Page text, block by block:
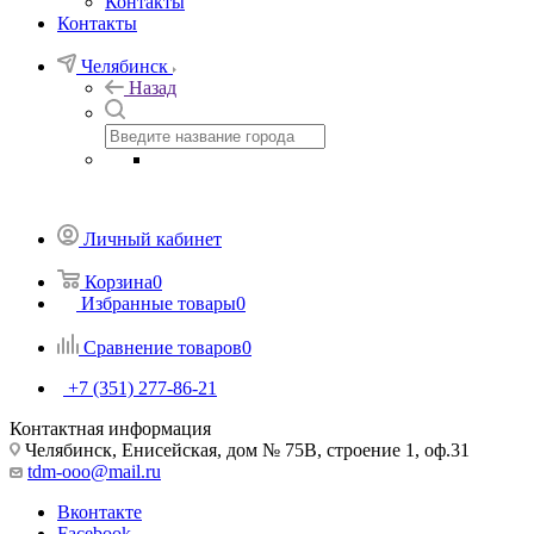
Контакты
Челябинск
Назад
Личный кабинет
Корзина0
Избранные товары0
Сравнение товаров0
+7 (351) 277-86-21
Контактная информация
Челябинск, Енисейская, дом № 75В, строение 1, оф.31
tdm-ooo@mail.ru
Вконтакте